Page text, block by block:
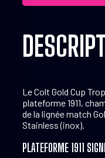
Le Colt Gold Cup
plateforme 1911,
de la lignée match
Stainless (inox).
PLATEFORME 1911